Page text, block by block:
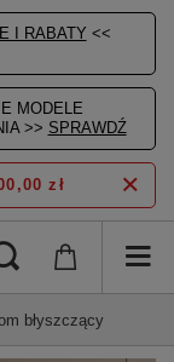
I RABATY <<
MODELE
>> SPRAWDŹ
zł
błyszczący